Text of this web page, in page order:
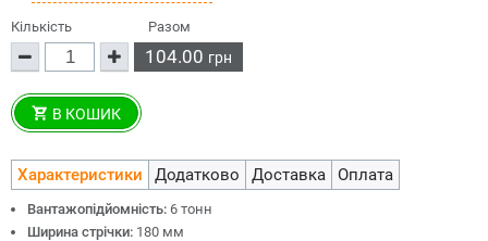
Кількість Разом
104.00 грн
В КОШИК
Характеристики Додатково Доставка Оплата
Вантажопідйомність: 6 тонн
Ширина стрічки: 180 мм